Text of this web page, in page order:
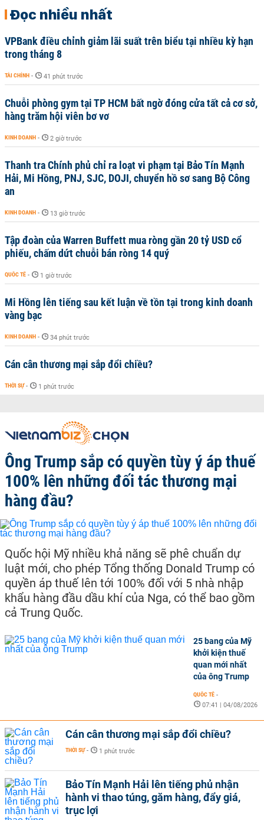
Đọc nhiều nhất
VPBank điều chỉnh giảm lãi suất trên biểu tại nhiều kỳ hạn
trong tháng 8
TÀI CHÍNH - 41 phút trước
Chuỗi phòng gym tại TP HCM bất ngờ đóng cửa tất cả cơ sở,
hàng trăm hội viên bơ vơ
KINH DOANH - 2 giờ trước
Thanh tra Chính phủ chỉ ra loạt vi phạm tại Bảo Tín Mạnh
Hải, Mi Hồng, PNJ, SJC, DOJI, chuyển hồ sơ sang Bộ Công
an
KINH DOANH - 13 giờ trước
Tập đoàn của Warren Buffett mua ròng gần 20 tỷ USD cổ
phiếu, chấm dứt chuỗi bán ròng 14 quý
QUỐC TẾ - 1 giờ trước
Mi Hồng lên tiếng sau kết luận về tồn tại trong kinh doanh
vàng bạc
KINH DOANH - 34 phút trước
Cán cân thương mại sắp đổi chiều?
THỜI SỰ - 1 phút trước
Ông Trump sắp có quyền tùy ý áp thuế
100% lên những đối tác thương mại
hàng đầu?
Quốc hội Mỹ nhiều khả năng sẽ phê chuẩn dự
luật mới, cho phép Tổng thống Donald Trump có
quyền áp thuế lên tới 100% đối với 5 nhà nhập
khẩu hàng đầu dầu khí của Nga, có thể bao gồm
cả Trung Quốc.
25 bang của Mỹ
khởi kiện thuế
quan mới nhất
của ông Trump
QUỐC TẾ -
07:41 | 04/08/2026
Cán cân thương mại sắp đổi chiều?
THỜI SỰ - 1 phút trước
Bảo Tín Mạnh Hải lên tiếng phủ nhận
hành vi thao túng, găm hàng, đẩy giá,
trục lợi